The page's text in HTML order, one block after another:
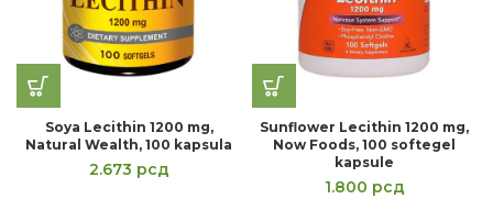
Soya Lecithin 1200 mg,
Natural Wealth, 100 kapsula
2.673 рсд
Sunflower Lecithin 1200 mg,
Now Foods, 100 softegel
kapsule
1.800 рсд